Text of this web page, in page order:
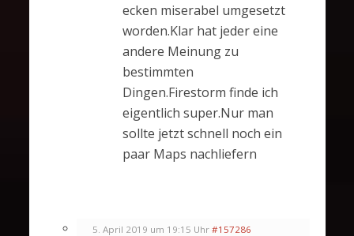
ecken miserabel umgesetzt
worden.Klar hat jeder eine
andere Meinung zu
bestimmten
Dingen.Firestorm finde ich
eigentlich super.Nur man
sollte jetzt schnell noch ein
paar Maps nachliefern
5. April 2019 um 19:15 Uhr #157286